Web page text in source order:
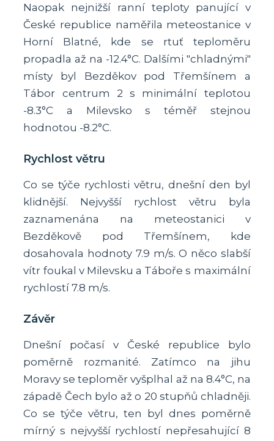
Naopak nejnižší ranní teploty panující v
České republice naměřila meteostanice v
Horní Blatné, kde se rtuť teploměru
propadla až na -12.4°C. Dalšími "chladnými"
místy byl Bezděkov pod Třemšínem a
Tábor centrum 2 s minimální teplotou
-8.3°C a Milevsko s téměř stejnou
hodnotou -8.2°C.
Rychlost větru
Co se týče rychlosti větru, dnešní den byl
klidnější. Nejvyšší rychlost větru byla
zaznamenána na meteostanici v
Bezděkově pod Třemšínem, kde
dosahovala hodnoty 7.9 m/s. O něco slabší
vítr foukal v Milevsku a Táboře s maximální
rychlostí 7.8 m/s.
Závěr
Dnešní počasí v České republice bylo
poměrně rozmanité. Zatímco na jihu
Moravy se teploměr vyšplhal až na 8.4°C, na
západě Čech bylo až o 20 stupňů chladněji.
Co se týče větru, ten byl dnes poměrně
mírný s nejvyšší rychlostí nepřesahující 8